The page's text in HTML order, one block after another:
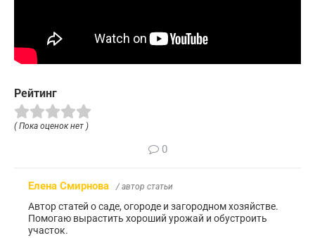
Рейтинг
( Пока оценок нет )
0
Елена Смирнова / автор статьи
Автор статей о саде, огороде и загородном хозяйстве.
Помогаю вырастить хороший урожай и обустроить
участок.